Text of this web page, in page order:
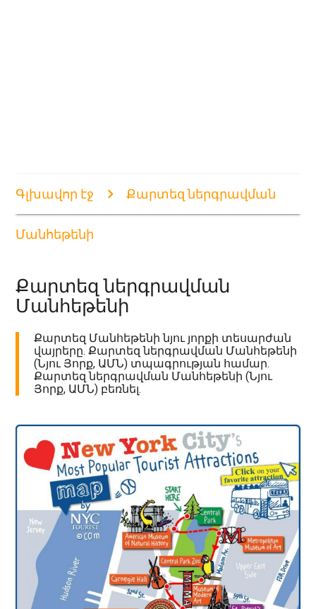
Գլխավոր էջ Քարտեզ ներգրավման
Մանհեթենի
Քարտեզ ներգրավման
Մանհեթենի
Քարտեզ Մանհեթենի նյու յորքի տեսարժան
վայրերը. Քարտեզ ներգրավման Մանհեթենի
(Նյու Յորք, ԱՄՆ) տպագրության համար.
Քարտեզ ներգրավման Մանհեթենի (Նյու
Յորք, ԱՄՆ) բեռնել.